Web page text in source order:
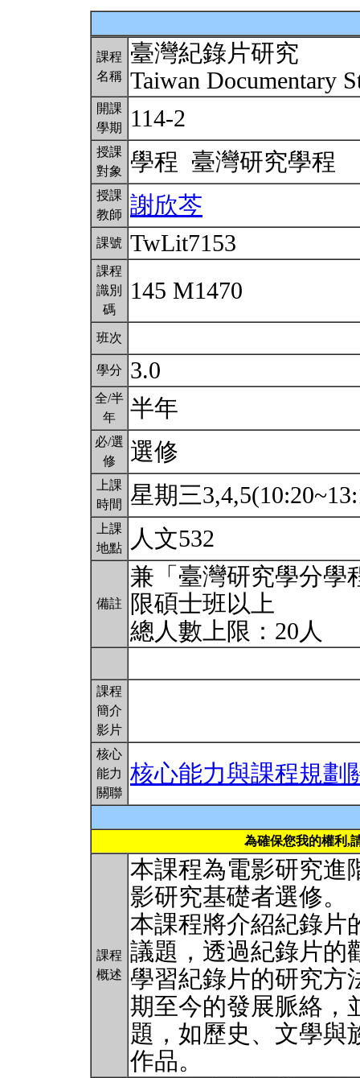
課程
名稱
臺灣紀錄片研究
Taiwan Documentary
開課
學期
114-2
授課
對象
學程 臺灣研究學程
授課
教師
謝欣芩
課號 TwLit7153
課程
識別
碼
145 M1470
班次
學分 3.0
全/半
年
半年
必/選
修
選修
上課
時間
星期三
上課
地點
人文532
備註
兼「臺灣研究學分學
限碩士班以上
總人數上限：20人
課程
簡介
影片
核心
能力
關聯
核心能力與課程規劃
為確保您我的權利,
課程
概述
本課程為電影研究進
影研究基礎者選修。
本課程將介紹紀錄片
議題，透過紀錄片的
學習紀錄片的研究方
期至今的發展脈絡，
題，如歷史、文學與
作品。